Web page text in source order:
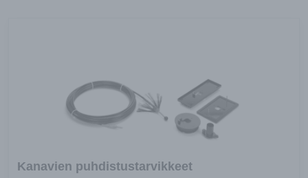
Kanavien puhdistustarvikkeet